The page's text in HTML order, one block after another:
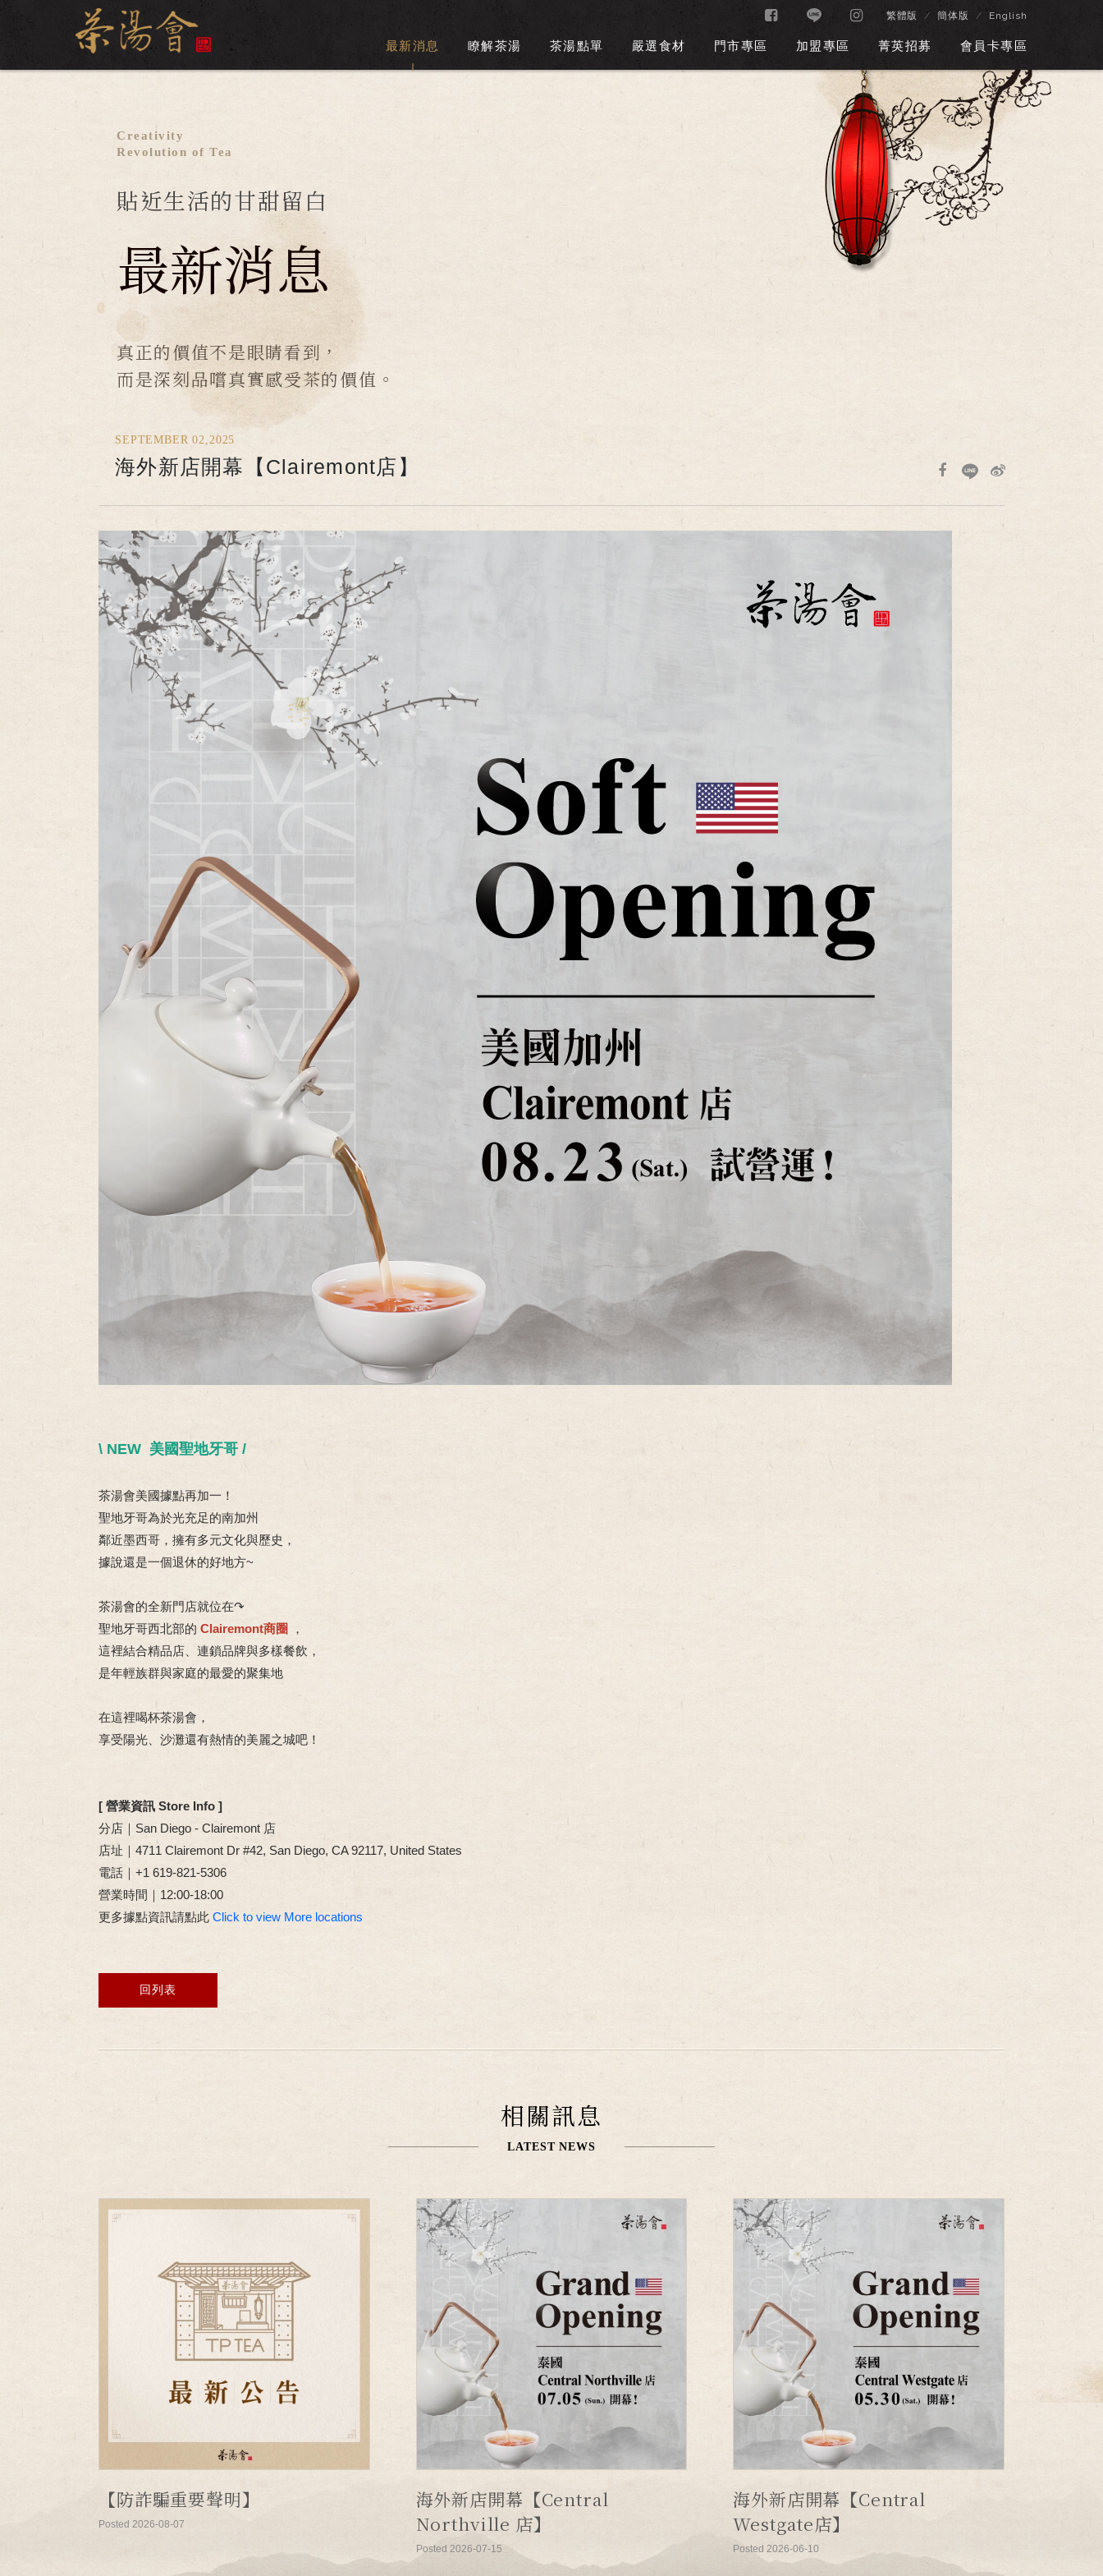
繁體版 簡体版 English
最新消息 瞭解茶湯 茶湯點單 嚴選食材 門市專區 加盟專區 菁英招募 會員卡專區
Creativity
Revolution of Tea
貼近生活的甘甜留白
最新消息
真正的價值不是眼睛看到，
而是深刻品嚐真實感受茶的價值。
SEPTEMBER 02,2025
海外新店開幕【Clairemont店】
\ NEW 美國聖地牙哥 /
茶湯會美國據點再加一！
聖地牙哥為於光充足的南加州
鄰近墨西哥，擁有多元文化與歷史，
據說還是一個退休的好地方~
茶湯會的全新門店就位在↷
聖地牙哥西北部的 Clairemont商圈
，
這裡結合精品店、連鎖品牌與多樣餐飲，
是年輕族群與家庭的最愛的聚集地
在這裡喝杯茶湯會，
享受陽光、沙灘還有熱情的美麗之城吧！
[ 營業資訊 Store Info ]
分店｜San Diego - Clairemont 店
店址｜4711 Clairemont Dr #42, San Diego, CA 92117, United States
電話｜+1 619-821-5306
營業時間｜12:00-18:00
更多據點資訊請點此 Click to view More locations
回列表
相關訊息
LATEST NEWS
【防詐騙重要聲明】
Posted 2026-08-07
海外新店開幕【Central
Northville 店】
Posted 2026-07-15
海外新店開幕【Central
Westgate店】
Posted 2026-06-10